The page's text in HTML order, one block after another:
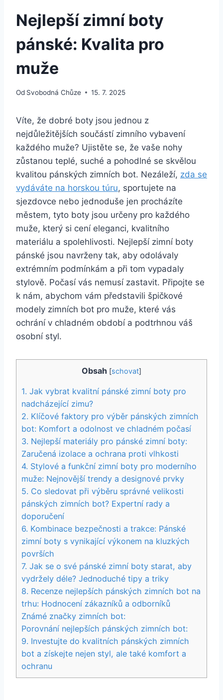
Nejlepší zimní boty
pánské: Kvalita pro
muže
Od Svobodná Chůze 15. 7. 2025
Víte, že dobré boty jsou ‍jednou z
nejdůležitějších součástí zimního vybavení
každého ‍muže? Ujistěte se, že vaše nohy
⁤zůstanou ⁢teplé, suché a pohodlné se‍ skvělou⁣
kvalitou⁢ pánských‌ zimních bot. Nezáleží,⁣ zda se
vydáváte‌ na horskou túru, sportujete ⁤na
sjezdovce nebo jednoduše jen procházíte
městem, tyto boty ‌jsou určeny pro každého‌
muže, který si cení⁤ eleganci,‌ kvalitního
materiálu a spolehlivosti. Nejlepší zimní​ boty
pánské jsou navrženy ⁤tak, aby odolávaly
extrémním podmínkám a při tom vypadaly
stylově. Počasí vás nemusí zastavit. Připojte ‌se
k nám, abychom vám představili⁤ špičkové
modely zimních bot pro muže, které vás
ochrání v chladném období ⁣a podtrhnou váš
osobní styl.
Obsah [schovat]
1. Jak vybrat kvalitní pánské⁣ zimní boty pro⁢
nadcházející zimu?
2. Klíčové faktory pro ⁢výběr pánských zimních‌
bot: Komfort a‌ odolnost ve chladném počasí
3. Nejlepší materiály‍ pro pánské zimní ‍boty:⁤
Zaručená⁣ izolace a ochrana proti vlhkosti
4. ⁣Stylové ⁤a funkční zimní boty pro moderního ​
muže: Nejnovější trendy a designové prvky
5. Co sledovat při výběru správné​ velikosti
‌pánských zimních bot?‍ Expertní rady ‍a⁢
doporučení
6. Kombinace bezpečnosti a trakce: Pánské
⁢zimní boty ​s vynikající⁣ výkonem na kluzkých
površích
7. ​Jak se o své pánské zimní boty‌ starat, aby
vydržely déle?⁣ Jednoduché tipy a triky
8. Recenze nejlepších pánských zimních⁢ bot ‍na
trhu: Hodnocení⁢ zákazníků​ a odborníků
Známé ‍značky zimních bot:
Porovnání⁤ nejlepších ⁢pánských zimních bot:
9. Investujte do kvalitních pánských zimních
bot a získejte nejen styl, ale také komfort a
ochranu